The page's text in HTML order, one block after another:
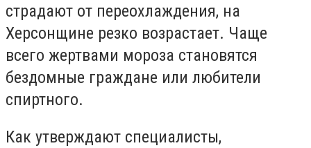
страдают от переохлаждения, на
Херсонщине резко возрастает. Чаще
всего жертвами мороза становятся
бездомные граждане или любители
спиртного.
Как утверждают специалисты,